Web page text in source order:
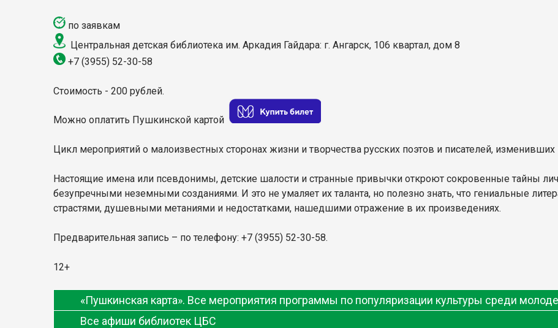
по заявкам
Центральная детская библиотека им. Аркадия Гайдара: г. Ангарск, 106 квартал, дом 8
+7 (3955) 52-30-58
Стоимость - 200 рублей.
Можно оплатить Пушкинской картой
Цикл мероприятий о малоизвестных сторонах жизни и творчества русских поэтов и писателей, изменивших
Настоящие имена или псевдонимы, детские шалости и странные привычки откроют сокровенные тайны
безупречными неземными созданиями. И это не умаляет их таланта, но полезно знать, что гениальные
страстями, душевными метаниями и недостатками, нашедшими отражение в их произведениях.
Предварительная запись – по телефону: +7 (3955) 52-30-58.
12+
«Пушкинская карта». Все мероприятия программы по популяризации культуры среди
Все афиши библиотек ЦБС